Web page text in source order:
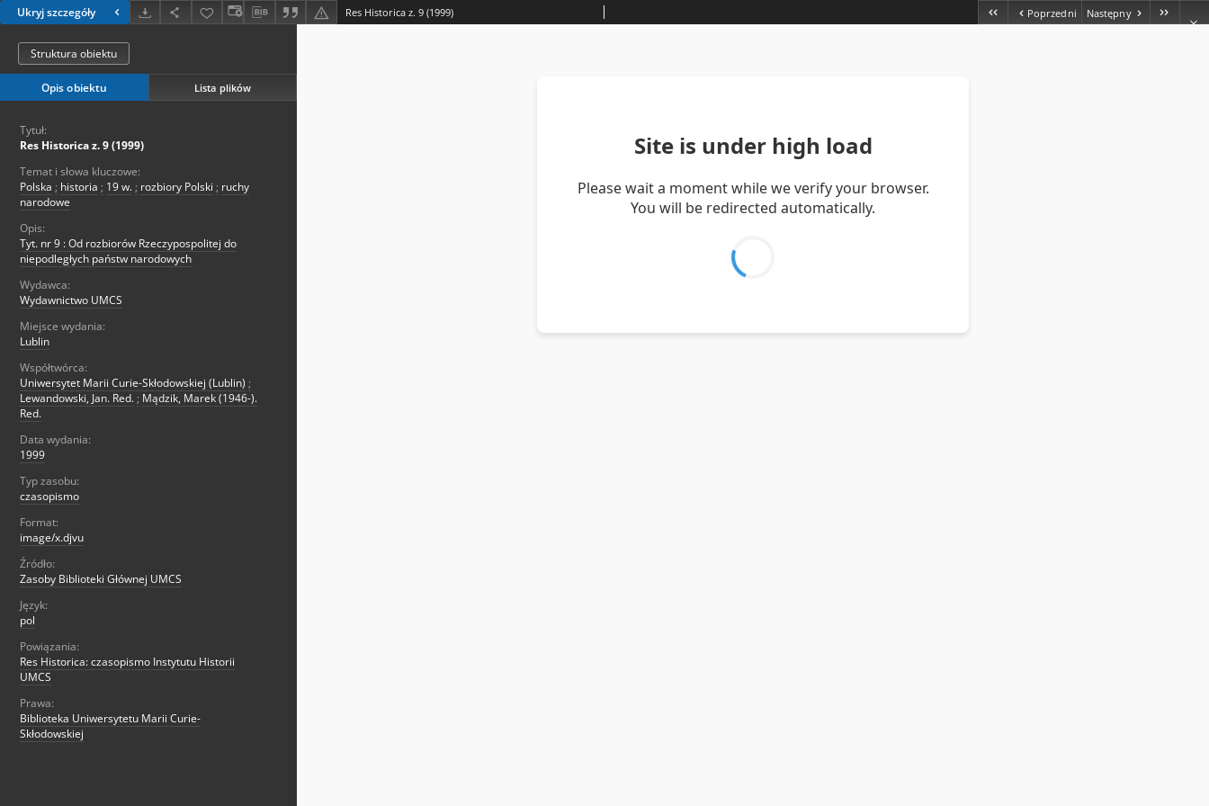
Ukryj szczegóły Res Historica z. 9 (1999) Poprzedni Następny
Struktura obiektu
Opis obiektu Lista plików
Tytuł:
Res Historica z. 9 (1999)
Temat i słowa kluczowe:
Polska ; historia ; 19 w. ; rozbiory Polski ; ruchy
narodowe
Opis:
Tyt. nr 9 : Od rozbiorów Rzeczypospolitej do
niepodległych państw narodowych
Wydawca:
Wydawnictwo UMCS
Miejsce wydania:
Lublin
Współtwórca:
Uniwersytet Marii Curie-Skłodowskiej (Lublin) ;
Lewandowski, Jan. Red. ; Mądzik, Marek (1946-).
Red.
Data wydania:
1999
Typ zasobu:
czasopismo
Format:
image/x.djvu
Źródło:
Zasoby Biblioteki Głównej UMCS
Język:
pol
Powiązania:
Res Historica: czasopismo Instytutu Historii
UMCS
Prawa:
Biblioteka Uniwersytetu Marii Curie-
Skłodowskiej